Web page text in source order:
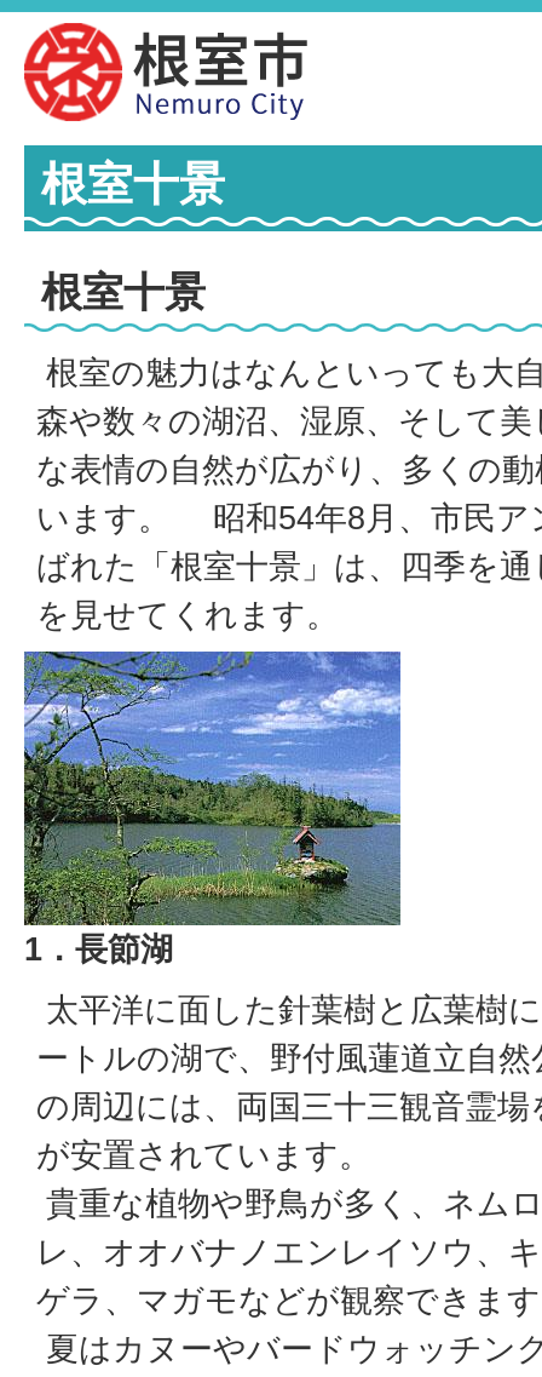
根室十景
根室十景
根室の魅力はなんといっても大
森や数々の湖沼、湿原、そして
な表情の自然が広がり、多くの
います。 昭和54年8月、市民ア
ばれた「根室十景」は、四季を
を見せてくれます。
1．長節湖
太平洋に面した針葉樹と広葉樹
ートルの湖で、野付風蓮道立自
の周辺には、両国三十三観音霊
が安置されています。
貴重な植物や野鳥が多く、ネム
レ、オオバナノエンレイソウ、
ゲラ、マガモなどが観察できま
夏はカヌーやバードウォッチン